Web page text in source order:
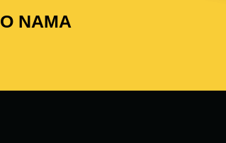
O NAMA